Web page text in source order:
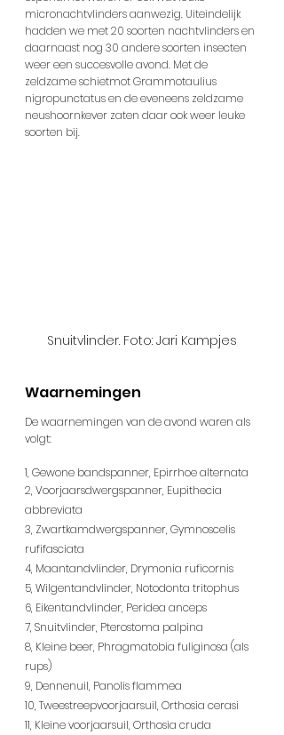
micronachtvlinders aanwezig. Uiteindelijk
hadden we met 20 soorten nachtvlinders en
daarnaast nog 30 andere soorten insecten
weer een succesvolle avond. Met de
zeldzame schietmot Grammotaulius
nigropunctatus en de eveneens zeldzame
neushoornkever zaten daar ook weer leuke
soorten bij.
Snuitvlinder. Foto: Jari Kampjes
Waarnemingen
De waarnemingen van de avond waren als
volgt:
1, Gewone bandspanner, Epirrhoe alternata
2, Voorjaarsdwergspanner, Eupithecia
abbreviata
3, Zwartkamdwergspanner, Gymnoscelis
rufifasciata
4, Maantandvlinder, Drymonia ruficornis
5, Wilgentandvlinder, Notodonta tritophus
6, Eikentandvlinder, Peridea anceps
7, Snuitvlinder, Pterostoma palpina
8, Kleine beer, Phragmatobia fuliginosa (als
rups)
9, Dennenuil, Panolis flammea
10, Tweestreepvoorjaarsuil, Orthosia cerasi
11, Kleine voorjaarsuil, Orthosia cruda